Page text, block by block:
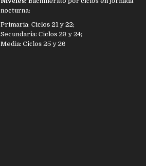
nocturna:
Primaria: Ciclos 21 y 22;
Secundaria: Ciclos 23 y 24;
Media: Ciclos 25 y 26